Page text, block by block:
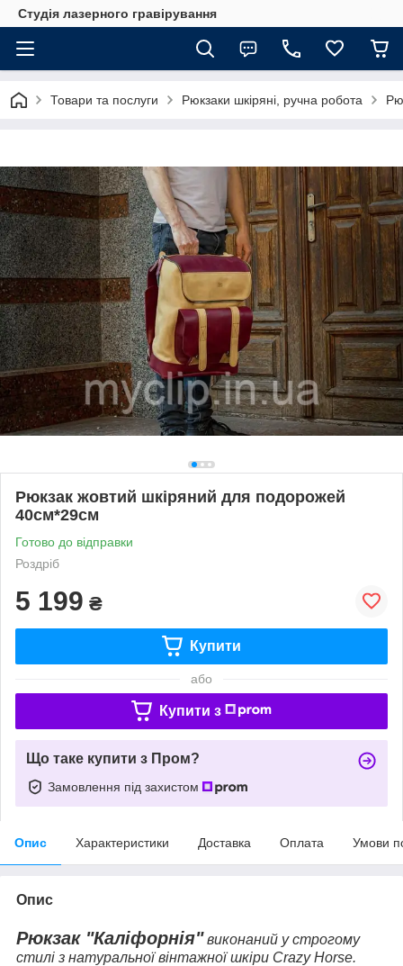
Студія лазерного гравірування
Товари та послуги Рюкзаки шкіряні, ручна робота
Рюкзак жовтий шкіряний для подорожей
40см*29см
Готово до відправки
Роздріб
5 199 ₴
Купити
або
Купити з
Що таке купити з Пром?
Замовлення під захистом
Опис Характеристики Доставка Оплата Умови
Опис
Рюкзак "Каліфорнія" виконаний у строгому
стилі з натуральної вінтажної шкіри Crazy Horse.